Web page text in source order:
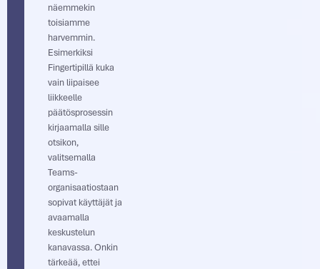
näemmekin
toisiamme
harvemmin.
Esimerkiksi
Fingertipillä kuka
vain liipaisee
liikkeelle
päätösprosessin
kirjaamalla sille
otsikon,
valitsemalla
Teams-
organisaatiostaan
sopivat käyttäjät ja
avaamalla
keskustelun
kanavassa. Onkin
tärkeää, ettei